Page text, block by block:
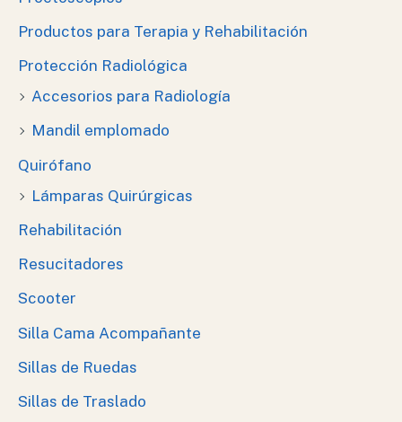
Productos para Terapia y Rehabilitación
Protección Radiológica
Accesorios para Radiología
Mandil emplomado
Quirófano
Lámparas Quirúrgicas
Rehabilitación
Resucitadores
Scooter
Silla Cama Acompañante
Sillas de Ruedas
Sillas de Traslado